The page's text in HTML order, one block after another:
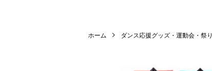
ホーム ダンス応援グッズ・運動会・祭り